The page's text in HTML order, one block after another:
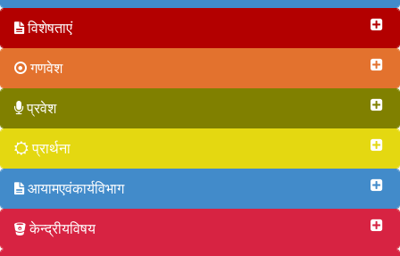
विशेषताएं
गणवेश
प्रवेश
प्रार्थना
आयामएवंकार्यविभाग
केन्द्रीयविषय